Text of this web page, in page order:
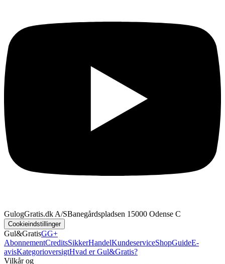
GulogGratis.dk A/SBanegårdspladsen 1 5000 Odense C
Cookieindstillinger
Gul&GratisGG+
AbonnementCreditsSikkerHandelKundeserviceShopGuideE-
avisKategorioversigtHvad er Gul&Gratis?
Vilkår og